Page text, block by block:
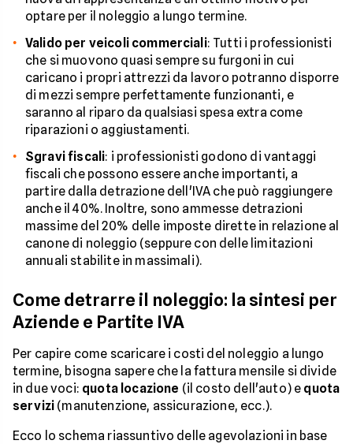
optare per il noleggio a lungo termine.
Valido per veicoli commerciali: Tutti i professionisti
che si muovono quasi sempre su furgoni in cui
caricano i propri attrezzi da lavoro potranno disporre
di mezzi sempre perfettamente funzionanti, e
saranno al riparo da qualsiasi spesa extra come
riparazioni o aggiustamenti.
Sgravi fiscali: i professionisti godono di vantaggi
fiscali che possono essere anche importanti, a
partire dalla detrazione dell'IVA che può raggiungere
anche il 40%. Inoltre, sono ammesse detrazioni
massime del 20% delle imposte dirette in relazione al
canone di noleggio (seppure con delle limitazioni
annuali stabilite in massimali).
Come detrarre il noleggio: la sintesi per
Aziende e Partite IVA
Per capire come scaricare i costi del noleggio a lungo
termine, bisogna sapere che la fattura mensile si divide
in due voci: quota locazione (il costo dell'auto) e quota
servizi (manutenzione, assicurazione, ecc.).
Ecco lo schema riassuntivo delle agevolazioni in base